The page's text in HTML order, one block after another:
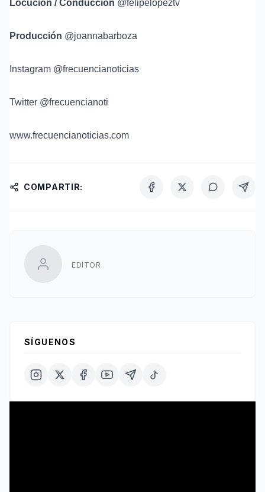
Locución / Conducción @felipelopeztv
Producción @joannabarboza
Instagram @frecuencianoticias
Twitter @frecuencianoti
www.frecuencianoticias.com
COMPARTIR:
EDITOR
SÍGUENOS